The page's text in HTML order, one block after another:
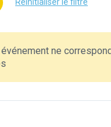
Réinitialiser le filtre
événement ne